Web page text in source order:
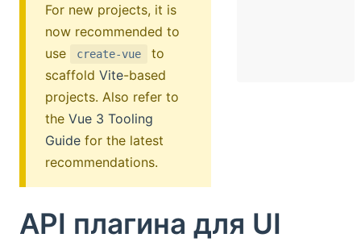
For new projects, it is
now recommended to
use
create-vue
to
scaffold Vite-based
projects. Also refer to
the Vue 3 Tooling
Guide for the latest
recommendations.
API плагина для UI